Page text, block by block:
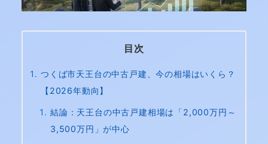
目次
つくば市天王台の中古戸建、今の相場はいくら？
【2026年動向】
結論：天王台の中古戸建相場は「2,000万円～
3,500万円」が中心